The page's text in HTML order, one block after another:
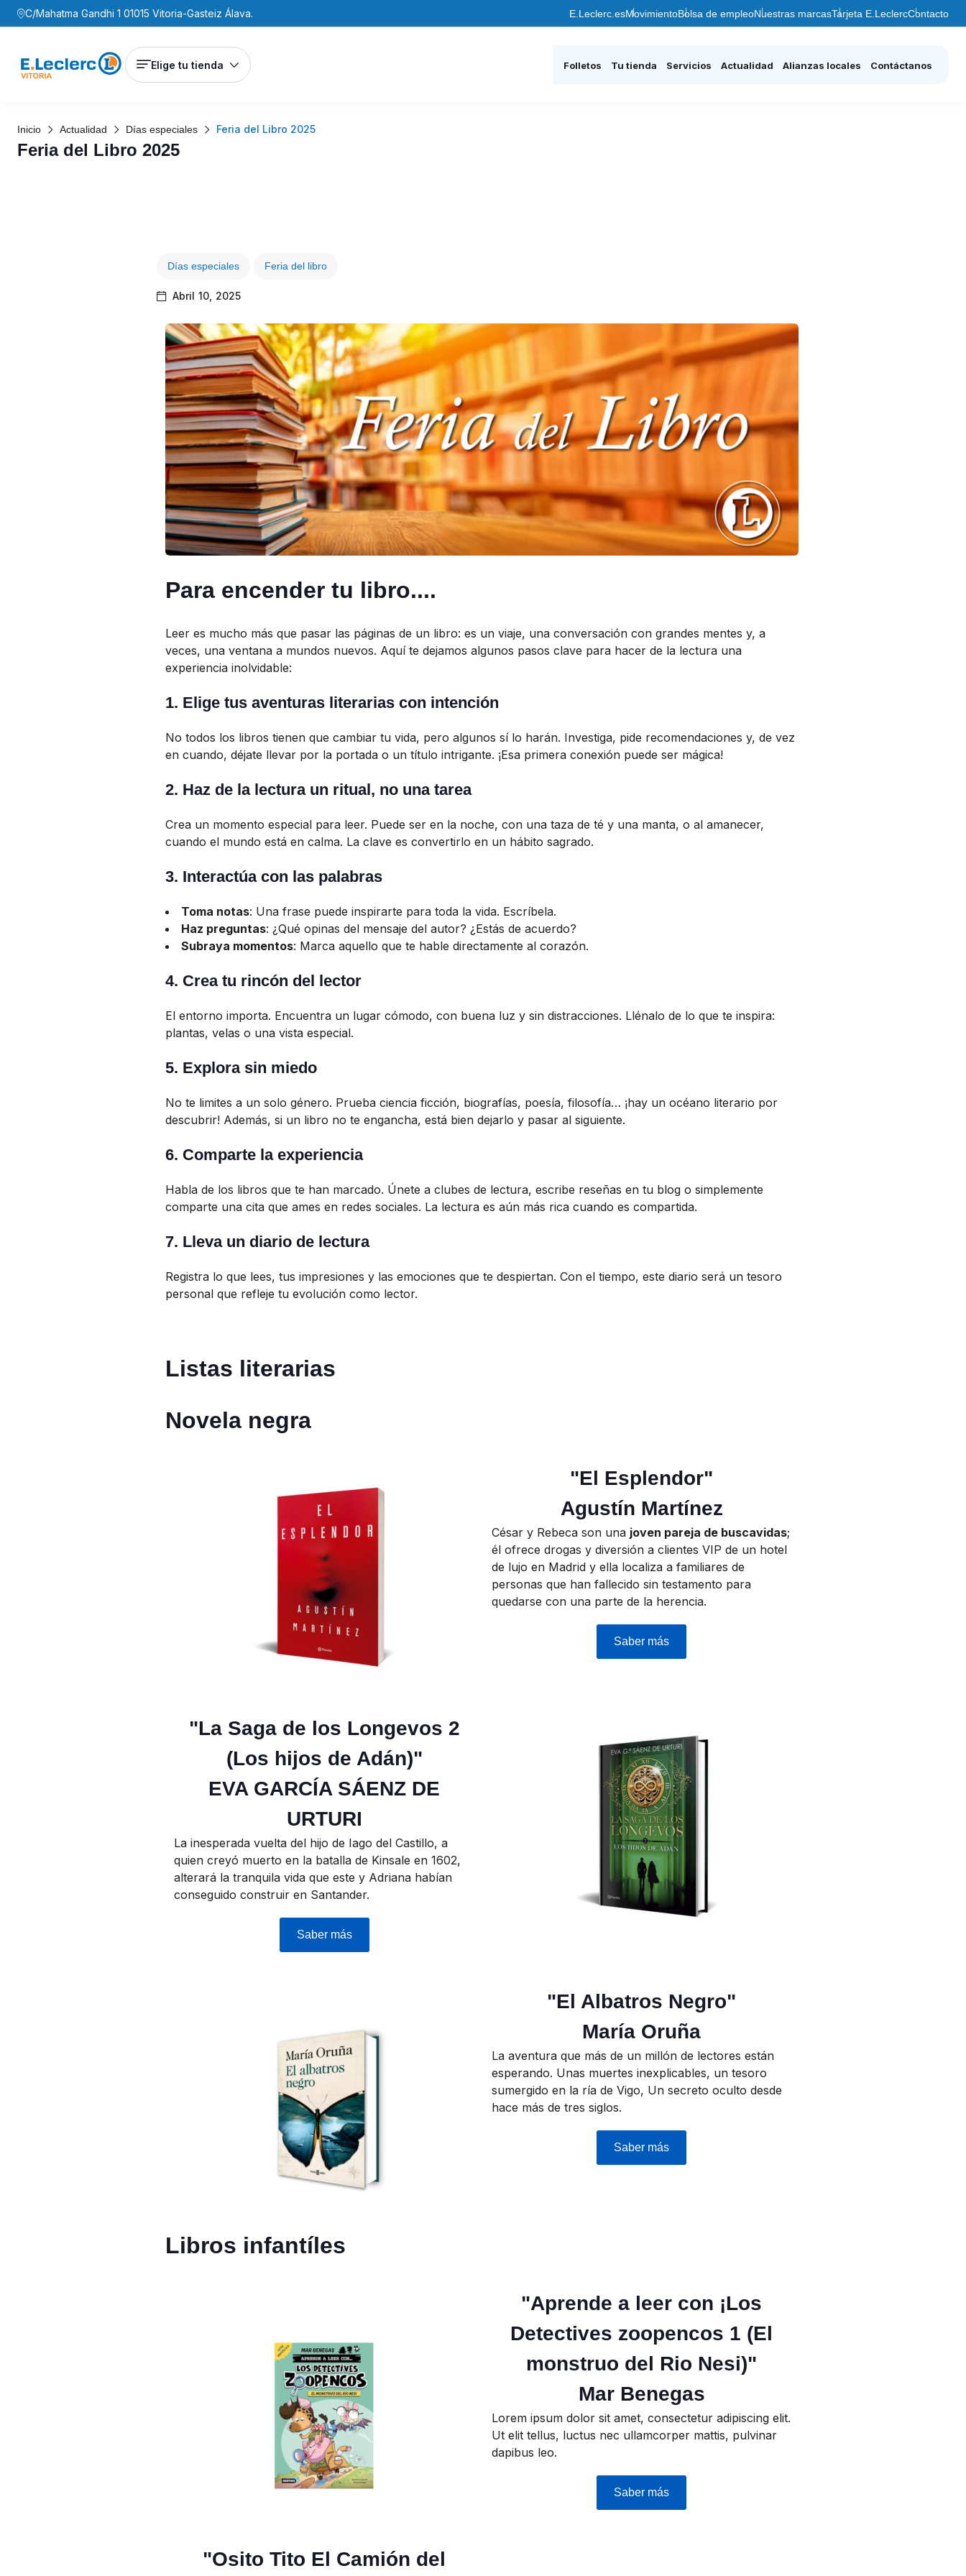
C/Mahatma Gandhi 1 01015 Vitoria-Gasteiz Álava. E.Leclerc.esMovimientoBolsa de empleoNuestras marcasTarjeta E.LeclercContacto
Elige tu tienda Folletos Tu tienda Servicios Actualidad Alianzas locales Contáctanos
Inicio Actualidad Días especiales Feria del Libro 2025
Feria del Libro 2025
Días especiales Feria del libro
Abril 10, 2025
Para encender tu libro....
Leer es mucho más que pasar las páginas de un libro: es un viaje, una conversación con grandes mentes y, a
veces, una ventana a mundos nuevos. Aquí te dejamos algunos pasos clave para hacer de la lectura una
experiencia inolvidable:
1. Elige tus aventuras literarias con intención
No todos los libros tienen que cambiar tu vida, pero algunos sí lo harán. Investiga, pide recomendaciones y, de vez
en cuando, déjate llevar por la portada o un título intrigante. ¡Esa primera conexión puede ser mágica!
2. Haz de la lectura un ritual, no una tarea
Crea un momento especial para leer. Puede ser en la noche, con una taza de té y una manta, o al amanecer,
cuando el mundo está en calma. La clave es convertirlo en un hábito sagrado.
3. Interactúa con las palabras
Toma notas: Una frase puede inspirarte para toda la vida. Escríbela.
Haz preguntas: ¿Qué opinas del mensaje del autor? ¿Estás de acuerdo?
Subraya momentos: Marca aquello que te hable directamente al corazón.
4. Crea tu rincón del lector
El entorno importa. Encuentra un lugar cómodo, con buena luz y sin distracciones. Llénalo de lo que te inspira:
plantas, velas o una vista especial.
5. Explora sin miedo
No te limites a un solo género. Prueba ciencia ficción, biografías, poesía, filosofía… ¡hay un océano literario por
descubrir! Además, si un libro no te engancha, está bien dejarlo y pasar al siguiente.
6. Comparte la experiencia
Habla de los libros que te han marcado. Únete a clubes de lectura, escribe reseñas en tu blog o simplemente
comparte una cita que ames en redes sociales. La lectura es aún más rica cuando es compartida.
7. Lleva un diario de lectura
Registra lo que lees, tus impresiones y las emociones que te despiertan. Con el tiempo, este diario será un tesoro
personal que refleje tu evolución como lector.
Listas literarias
Novela negra
"El Esplendor"
Agustín Martínez
César y Rebeca son una joven pareja de buscavidas;
él ofrece drogas y diversión a clientes VIP de un hotel
de lujo en Madrid y ella localiza a familiares de
personas que han fallecido sin testamento para
quedarse con una parte de la herencia.
Saber más
"La Saga de los Longevos 2
(Los hijos de Adán)"
EVA GARCÍA SÁENZ DE
URTURI
La inesperada vuelta del hijo de Iago del Castillo, a
quien creyó muerto en la batalla de Kinsale en 1602,
alterará la tranquila vida que este y Adriana habían
conseguido construir en Santander.
Saber más
"El Albatros Negro"
María Oruña
La aventura que más de un millón de lectores están
esperando. Unas muertes inexplicables, un tesoro
sumergido en la ría de Vigo, Un secreto oculto desde
hace más de tres siglos.
Saber más
Libros infantíles
"Aprende a leer con ¡Los
Detectives zoopencos 1 (El
monstruo del Rio Nesi)"
Mar Benegas
Lorem ipsum dolor sit amet, consectetur adipiscing elit.
Ut elit tellus, luctus nec ullamcorper mattis, pulvinar
dapibus leo.
Saber más
"Osito Tito El Camión del